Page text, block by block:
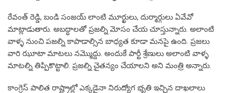
రేవంత్ రెడ్డి, బండి సంజ‌య్‌ లాంటి మూర్ఖులు, దుర్మార్గులు ఏవేవో
మాట్లాడుతారు. అబ‌ద్ధాల‌తో ప్ర‌జ‌ల్ని మోసం చేయ చూస్తున్నారు. అలాంటి
వాళ్ళ నుంచి ప‌జ‌ల్ని కాపాడాల్సిన బాధ్య‌త కూడా మ‌న‌పై ఉంది. ప్ర‌జ‌లు
వారి ఝూటా మాట‌లు న‌మ్మొద్దు. అందుకే పార్టీ శ్రేణులు అలాంటి వాళ్ళ
మాట‌ల్ని తిప్పికొట్టాలి. ప్ర‌జ‌ల్ని చైత‌న్యం చేయాల‌ని అని మంత్రి అన్నారు.
కాంగ్రెస్ పాలిత రాష్ట్రాల్లో ఎక్క‌డైనా నిరుద్యోగ భృతి ఇచ్చిన దాఖ‌లాలు